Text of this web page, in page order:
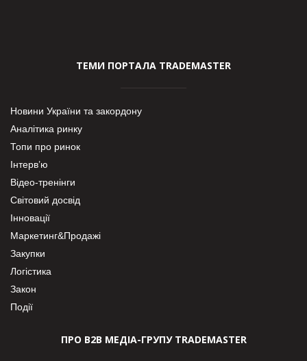
ТЕМИ ПОРТАЛА TRADEMASTER
Новини України та закордону
Аналітика ринку
Топи про ринок
Інтерв’ю
Відео-тренінги
Світовий досвід
Інновації
Маркетинг&Продажі
Закупки
Логістика
Закон
Події
ПРО В2В МЕДІА-ГРУПУ TRADEMASTER